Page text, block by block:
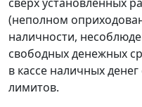
сверх установленных
(неполном
наличности,
свободных денежных
в кассе наличных
лимитов.